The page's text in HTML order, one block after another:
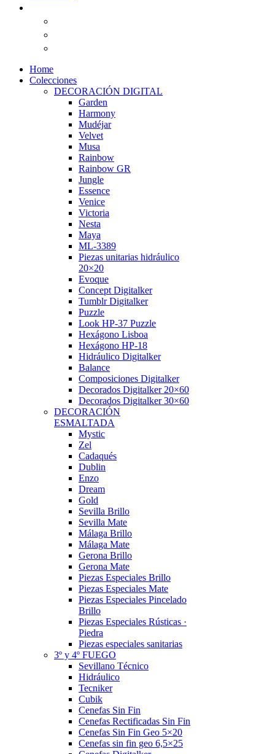
Home
Colecciones
DECORACIÓN DIGITAL
Garden
Harmony
Mudéjar
Velvet
Musa
Rainbow
Rainbow GR
Jungle
Essence
Venice
Victoria
Nesta
Maya
ML-3389
Piezas unitarias hidráulico
20×20
Evoque
Concept Digitalker
Tumblr Digitalker
Puzzle
Look HP-37 Puzzle
Hexágono Lisboa
Hexágono HP-18
Hidráulico Digitalker
Balance
Composiciones Digitalker
Decorados Digitalker 20×60
Decorados Digitalker 30×60
DECORACIÓN
ESMALTADA
Mystic
Zel
Cadaqués
Dublin
Enzo
Dream
Gold
Sevilla Brillo
Sevilla Mate
Málaga Brillo
Málaga Mate
Gerona Brillo
Gerona Mate
Piezas Especiales Brillo
Piezas Especiales Mate
Piezas Especiales Pincelado
Brillo
Piezas Especiales Rústicas ·
Piedra
Piezas especiales sanitarias
3º y 4º FUEGO
Sevillano Técnico
Hidráulico
Tecniker
Cubik
Cenefas Sin Fin
Cenefas Rectificadas Sin Fin
Cenefas Sin Fin Geo 5×20
Cenefas sin fin geo 6,5×25